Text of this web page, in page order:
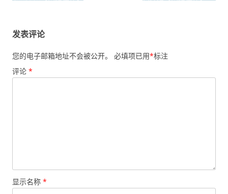
发表评论
您的电子邮箱地址不会被公开。 必填项已用*标注
评论 *
显示名称 *